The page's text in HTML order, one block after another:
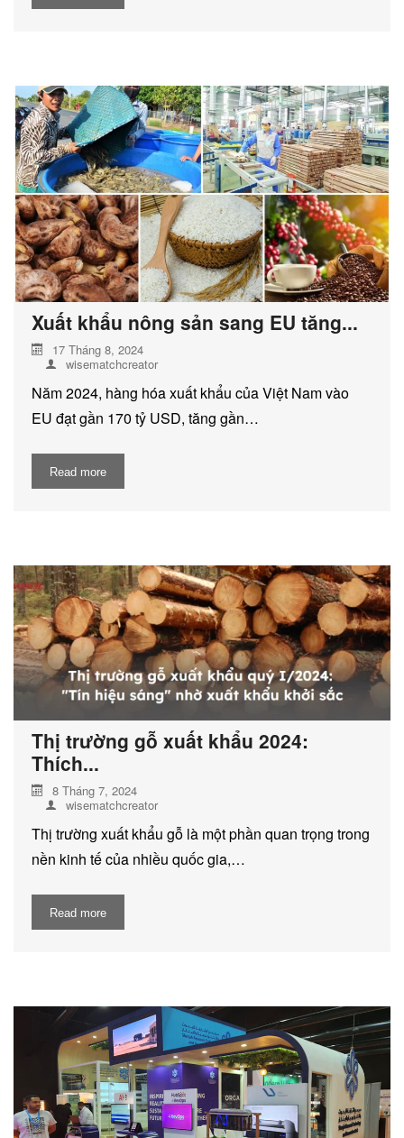
Xuất khẩu nông sản sang EU tăng...
17 Tháng 8, 2024
wisematchcreator
Năm 2024, hàng hóa xuất khẩu của Việt Nam vào
EU đạt gần 170 tỷ USD, tăng gần…
Read more
Thị trường gỗ xuất khẩu 2024:
Thích...
8 Tháng 7, 2024
wisematchcreator
Thị trường xuất khẩu gỗ là một phần quan trọng trong
nền kinh tế của nhiều quốc gia,…
Read more